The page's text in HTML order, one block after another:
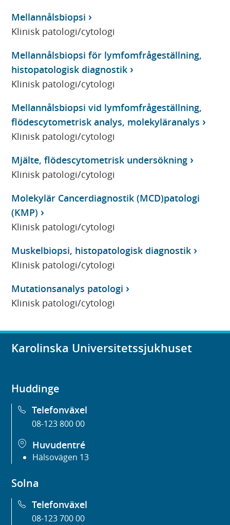
Mellannålsbiopsi
Klinisk patologi/cytologi
Mellannålsbiopsi för lymfomfrågeställning,
histopatologisk diagnostik
Klinisk patologi/cytologi
Mellannålsbiopsi vid lymfomfrågeställning,
flödescytometrisk analys, molekyläranalys
Klinisk patologi/cytologi
Mjälte, flödescytometrisk undersökning
Klinisk patologi/cytologi
Molekylär Cancerdiagnostik (MCD)patologi
(KMP)
Klinisk patologi/cytologi
Muskelbiopsi, histopatologisk diagnostik
Klinisk patologi/cytologi
Mutationsanalys patologi
Klinisk patologi/cytologi
Karolinska Universitetssjukhuset
Huddinge
Telefonväxel
08-123 800 00
Huvudentré
Hälsovägen 13
Solna
Telefonväxel
08-123 700 00